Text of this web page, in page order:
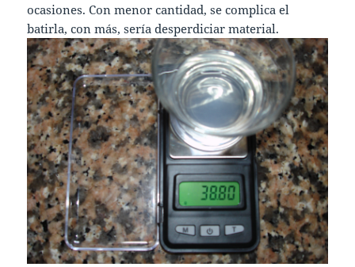
ocasiones. Con menor cantidad, se complica el
batirla, con más, sería desperdiciar material.